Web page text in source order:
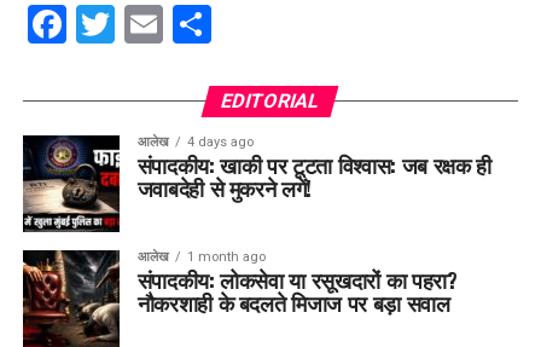
Facebook
Twitter
EmailShare
EDITORIAL
आलेख 4 days ago
संपादकीय: खाकी पर टूटता विश्वास: जब रक्षक ही
जवाबदेही से मुकरने लगें!
आलेख 1 month ago
संपादकीय: लोकसेवा या रसूखदारों का पहरा?
नौकरशाही के बदलते मिजाज पर बड़ा सवाल